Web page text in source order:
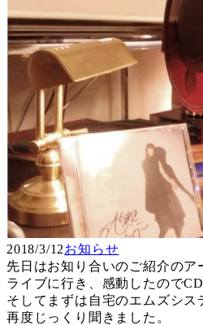
2018/3/12お知らせ
先日はお知り合いのご紹介のア
ライブに行き、感動したので
そしてまずは自宅のエムズシ
再度じっくり聞きました。